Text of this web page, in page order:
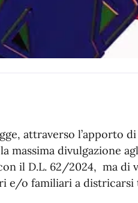
attraverso l’apporto
massima divulgazione
il D.L. 62/2024, ma di
e/o familiari a districarsi